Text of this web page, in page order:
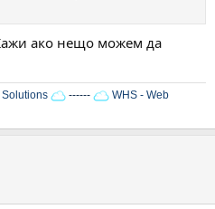
ако нещо можем да
------
WHS - Web